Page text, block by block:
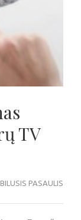
TV
PASAULIS